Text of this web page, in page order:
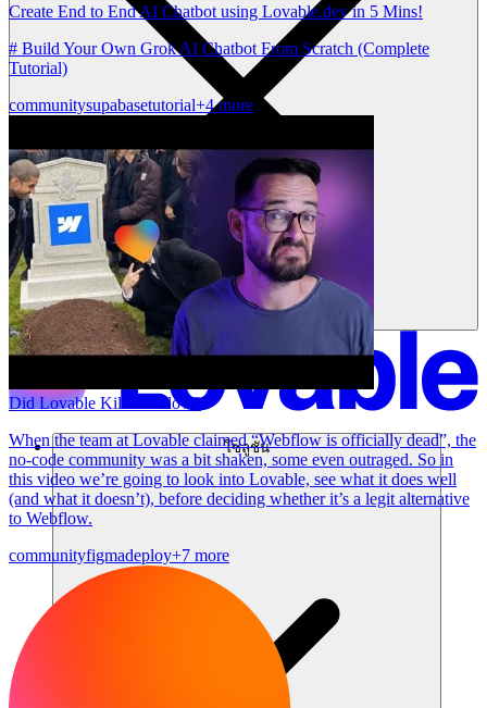
โซลูชัน
Create End to End AI Chatbot using Lovable.dev in 5 Mins!
# Build Your Own Grok AI Chatbot From Scratch (Complete
Tutorial)
communitysupabasetutorial+4 more
Did Lovable Kill Webflow?
When the team at Lovable claimed “Webflow is officially dead”, the
no-code community was a bit shaken, some even outraged. So in
this video we’re going to look into Lovable, see what it does well
(and what it doesn’t), before deciding whether it’s a legit alternative
to Webflow.
communityfigmadeploy+7 more